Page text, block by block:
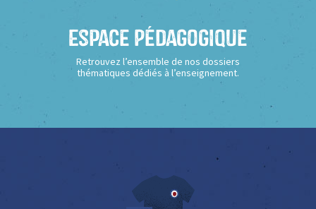
Espace Pédagogique
Retrouvez l’ensemble de nos dossiers
thématiques dédiés à l’enseignement.